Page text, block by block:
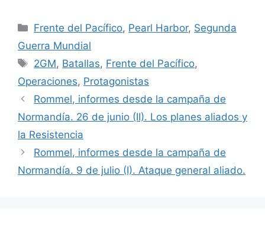
Categorías
Frente del Pacífico, Pearl Harbor, Segunda
Guerra Mundial
Etiquetas
2GM, Batallas, Frente del Pacífico,
Operaciones, Protagonistas
Rommel, informes desde la campaña de
Normandía. 26 de junio (II). Los planes aliados y
la Resistencia
Rommel, informes desde la campaña de
Normandía. 9 de julio (I). Ataque general aliado.